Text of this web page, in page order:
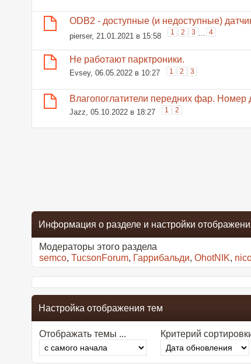
ODB2 - доступные (и недоступные)
pierser, 21.01.2021 в 15:58 1 2 3 4
Не работают парктроники.
Evsey, 06.05.2022 в 10:27 1 2 3
Влагопоглатители передних фар. Номер
Jazz , 05.10.2022 в 18:27 1 2
Информация о разделе и настройки
Модераторы этого раздела
semco, TucsonForum, Гаррибальди, OhotNIK,
Настройка отображения тем
Отображать темы ... Критерий